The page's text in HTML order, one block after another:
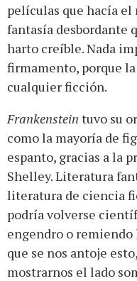
películas que hacía el
fantasía desbordante
harto creíble. Nada
firmamento, porque
cualquier ficción.
Frankenstein tuvo su
como la mayoría de
espanto, gracias a la
Shelley. Literatura
literatura de ciencia
podría volverse
engendro o remiendo
que se nos antoje
mostrarnos el lado